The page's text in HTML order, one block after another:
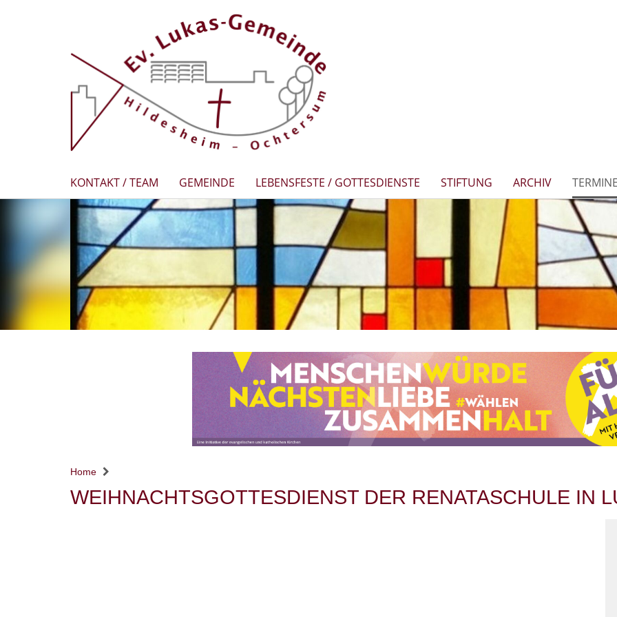
KONTAKT / TEAM GEMEINDE LEBENSFESTE / GOTTESDIENSTE STIFTUNG ARCHIV
Home
WEIHNACHTSGOTTESDIENST DER RENATASCHULE IN